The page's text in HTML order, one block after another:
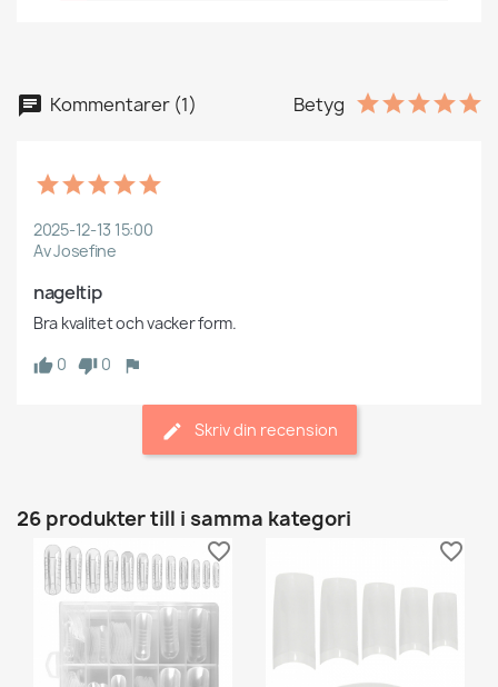
Kommentarer (1) Betyg
2025-12-13 15:00
Av Josefine
nageltip
Bra kvalitet och vacker form.
0
0
Skriv din recension
26 produkter till i samma kategori
favorite_border favorite_border